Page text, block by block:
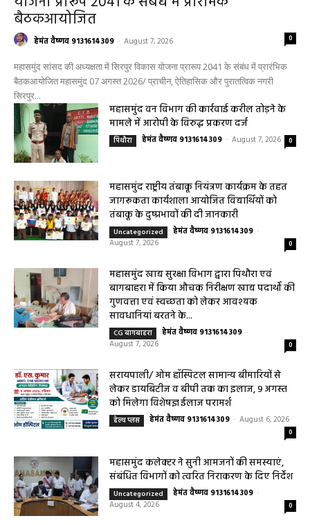
बैठकआयोजित
हेमंत वैष्णव 9131614309 - August 7, 2026 0
महासमुंद सांसद की अध्यक्षता में सिरपुर विकास योजना प्रारूप 2041 के संबंध में प्रारंभिक
बैठकआयोजित महासमुंद 07 अगस्त 2026/ प्राचीन, ऐतिहासिक और पुरातत्विक नगरी
सिरपुर...
महासमुंद वन विभाग की कार्रवाई करील तोड़ने के
मामले में आरोपी के विरुद्ध प्रकरण दर्ज
पिथौरा हेमंत वैष्णव 9131614309 - August 7, 2026 0
महासमुंद राष्ट्रीय तंबाकू नियंत्रण कार्यक्रम के तहत
जागरूकता कार्यशाला आयोजित विद्यार्थियों को
तंबाकू के दुष्प्रभावों की दी जानकारी
Uncategorized हेमंत वैष्णव 9131614309 -
August 7, 2026
0
महासमुंद खाद्य सुरक्षा विभाग द्वारा पिथौरा एवं
बागबाहरा में किया औचक निरीक्षण खाद्य पदार्थों की
गुणवत्ता एवं स्वच्छता को लेकर आवश्यक
सावधानियां बरतने के...
CG बागबाहरा हेमंत वैष्णव 9131614309 -
August 7, 2026
0
सरायपाली/ ओम हॉस्पिटल सामान्य बीमारियों से
लेकर डायबिटीज व बीपी तक का इलाज, 9 अगस्त
को मिलेगा विशेषज्ञ ईलाज परामर्श
हेल्थ प्लस हेमंत वैष्णव 9131614309 - August 6, 2026
0
महासमुंद कलेक्टर ने सुनी आमजनों की समस्याएं,
संबंधित विभागों को त्वरित निराकरण के दिए निर्देश
Uncategorized हेमंत वैष्णव 9131614309 -
August 4, 2026
0